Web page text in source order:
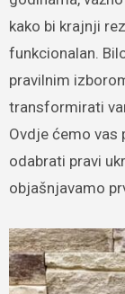
kako bi krajnji
funkcionalan.
pravilnim
transformirati
Ovdje ćemo vas
odabrati pravi
objašnjavamo